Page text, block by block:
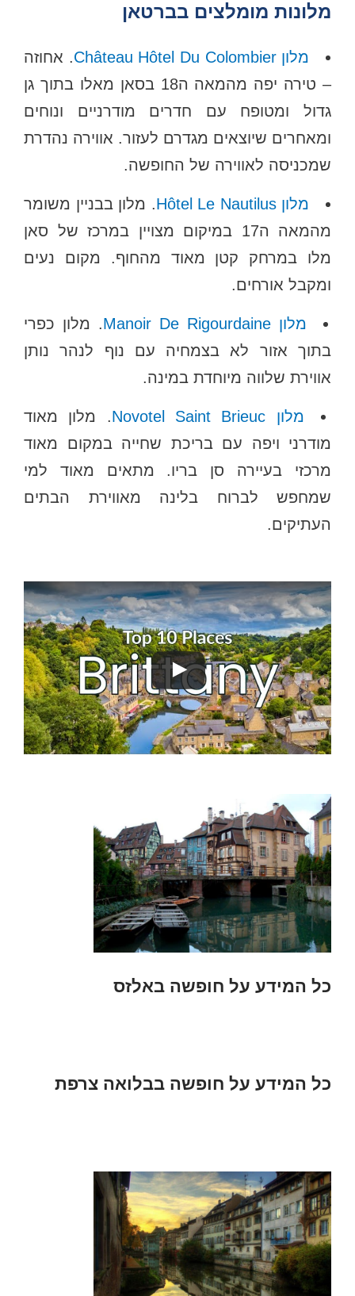
מלונות מומלצים בברטאן
מלון Château Hôtel Du Colombier
. אחוזה
– טירה יפה מהמאה ה18 בסאן מאלו בתוך גן
גדול ומטופח עם חדרים מודרניים ונוחים
ומאחרים שיוצאים מגדרם לעזור. אווירה נהדרת
שמכניסה לאווירה של החופשה.
מלון Hôtel Le Nautilus
. מלון בבניין משומר
מהמאה ה17 במיקום מצויין במרכז של סאן
מלו במרחק קטן מאוד מהחוף. מקום נעים
ומקבל אורחים.
מלון Manoir De Rigourdaine
. מלון כפרי
בתוך אזור לא בצמחיה עם נוף לנהר נותן
אווירת שלווה מיוחדת במינה.
מלון Novotel Saint Brieuc
. מלון מאוד
מודרני ויפה עם בריכת שחייה במקום מאוד
מרכזי בעיירה סן בריו. מתאים מאוד למי
שמחפש לברוח בלינה מאווירת הבתים
העתיקים.
כל המידע על חופשה באלזס
כל המידע על חופשה בבלואה צרפת